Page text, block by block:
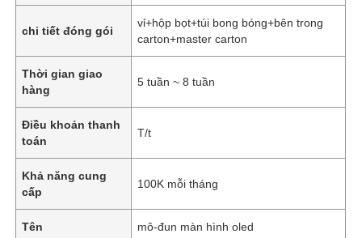
chi tiết đóng gói
vỉ+hộp bọt+túi bong bóng+bên trong
carton+master carton
Thời gian giao
hàng
5 tuần ~ 8 tuần
Điều khoản thanh
toán
T/t
Khả năng cung
cấp
100K mỗi tháng
Tên mô-đun màn hình oled